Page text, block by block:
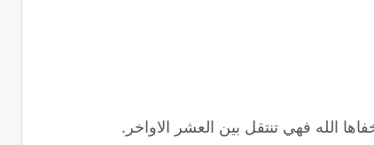
الله فهي تنتقل بين العشر الاواخر.